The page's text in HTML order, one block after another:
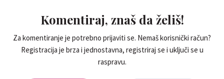
Komentiraj, znaš da želiš!
Za komentiranje je potrebno prijaviti se. Nemaš korisnički račun?
Registracija je brza i jednostavna, registriraj se i uključi se u
raspravu.